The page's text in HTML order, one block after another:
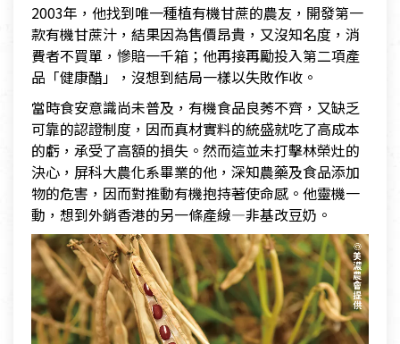
2003年，他找到唯一種植有機甘蔗的農友，開發第一
款有機甘蔗汁，結果因為售價昂貴，又沒知名度，消
費者不買單，慘賠一千箱；他再接再勵投入第二項產
品「健康醋」，沒想到結局一樣以失敗作收。
當時食安意識尚未普及，有機食品良莠不齊，又缺乏
可靠的認證制度，因而真材實料的統盛就吃了高成本
的虧，承受了高額的損失。然而這並未打擊林榮灶的
決心，屏科大農化系畢業的他，深知農藥及食品添加
物的危害，因而對推動有機抱持著使命感。他靈機一
動，想到外銷香港的另一條產線―非基改豆奶。